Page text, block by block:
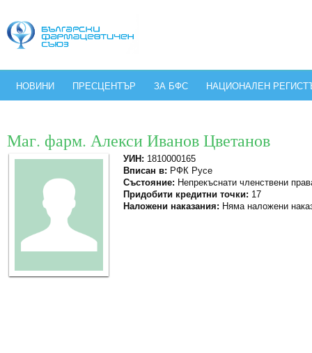
НОВИНИ ПРЕСЦЕНТЪР ЗА БФС НАЦИОНАЛЕН
Маг. фарм. Алекси Иванов Цветанов
УИН: 1810000165
Вписан в: РФК Русе
Състояние: Непрекъснати членствени
Придобити кредитни точки: 17
Наложени наказания: Няма наложени